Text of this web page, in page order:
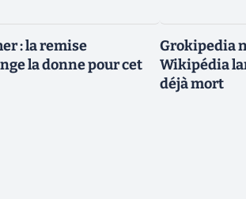
: la remise
la donne pour cet
Grokipedia
Wikipédia
déjà mort